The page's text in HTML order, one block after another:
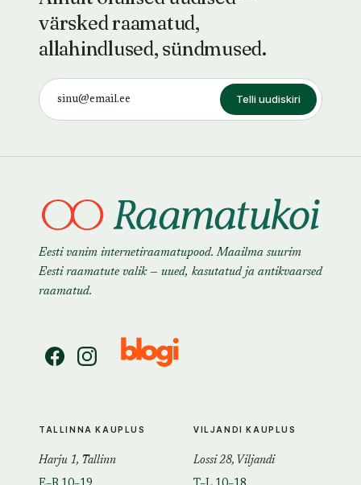
värsked raamatud,
allahindlused, sündmused.
Telli uudiskiri
Eesti vanim internetiraamatupood. Maailma suurim
Eesti raamatute valik — uued, kasutatud ja antikvaarsed
raamatud.
TALLINNA KAUPLUS
Harju 1, Tallinn
VILJANDI KAUPLUS
Lossi 28, Viljandi